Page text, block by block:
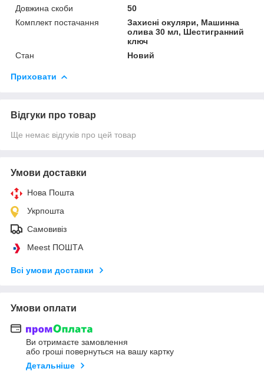
Довжина скоби
50
Комплект постачання
Захисні окуляри, Машинна
олива 30 мл, Шестигранний
ключ
Стан
Новий
Приховати
Відгуки про товар
Ще немає відгуків про цей товар
Умови доставки
Нова Пошта
Укрпошта
Самовивіз
Meest ПОШТА
Всі умови доставки
Умови оплати
Ви отримаєте замовлення
або гроші повернуться на вашу картку
Детальніше